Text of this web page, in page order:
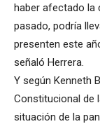
haber afectado la
pasado, podría
presenten este
señaló Herrera.
Y según Kenneth
Constitucional de
situación de la